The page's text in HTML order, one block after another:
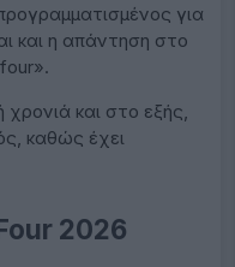
για
και η απάντηση στο
και στο εξής,
καθώς έχει
2026